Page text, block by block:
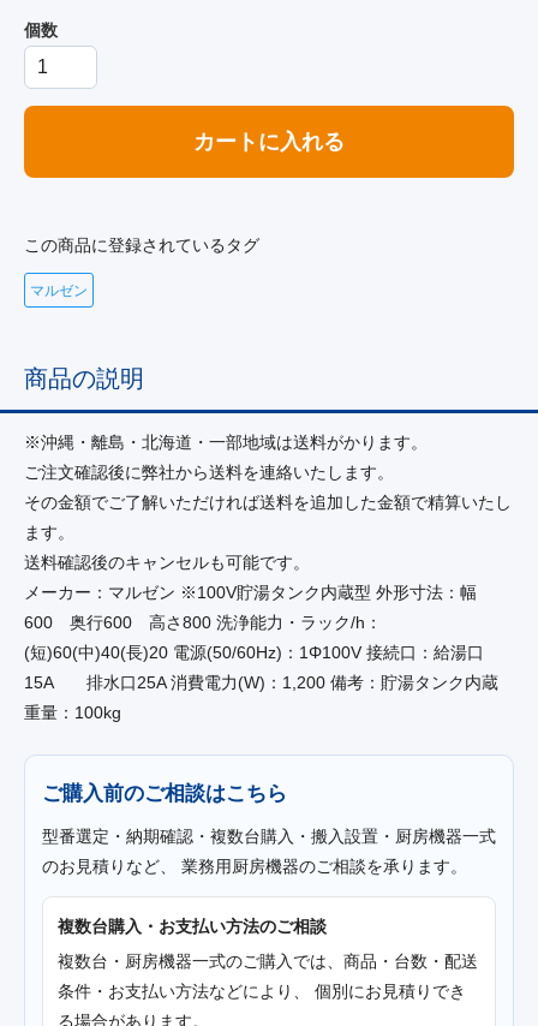
個数
カートに入れる
この商品に登録されているタグ
マルゼン
商品の説明
※沖縄・離島・北海道・一部地域は送料がかります。
ご注文確認後に弊社から送料を連絡いたします。
その金額でご了解いただければ送料を追加した金額で精算いたし
ます。
送料確認後のキャンセルも可能です。
メーカー：マルゼン ※100V貯湯タンク内蔵型 外形寸法：幅
600 奥行600 高さ800 洗浄能力・ラック/h：
(短)60(中)40(長)20 電源(50/60Hz)：1Φ100V 接続口：給湯口
15A 排水口25A 消費電力(W)：1,200 備考：貯湯タンク内蔵
重量：100kg
ご購入前のご相談はこちら
型番選定・納期確認・複数台購入・搬入設置・厨房機器一式
のお見積りなど、 業務用厨房機器のご相談を承ります。
複数台購入・お支払い方法のご相談
複数台・厨房機器一式のご購入では、商品・台数・配送
条件・お支払い方法などにより、 個別にお見積りでき
る場合があります。